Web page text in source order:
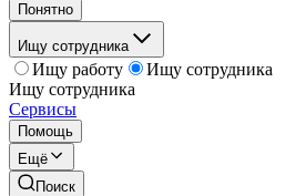
Понятно
Ищу сотрудника
Ищу работу
Ищу сотрудника
Ищу сотрудника
Сервисы
Помощь
Ещё
Поиск